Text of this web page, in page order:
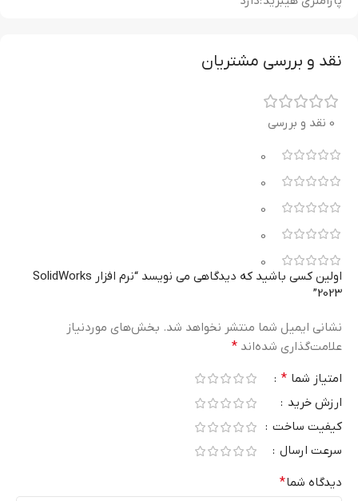
نقد و بررسی مشتریان
0 نقد و بررسی
0
0
0
0
0
اولین کسی باشید که دیدگاهی می نویسد “نرم افزار SolidWorks
2023”
نشانی ایمیل شما منتشر نخواهد شد. بخش‌های موردنیاز
علامت‌گذاری شده‌اند *
امتیاز شما *
ارزش خرید
کیفیت ساخت
سرعت ارسال
دیدگاه شما*